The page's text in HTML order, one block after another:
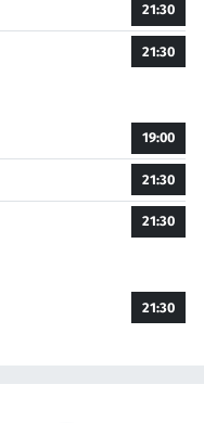
21:30
21:30
19:00
21:30
21:30
21:30